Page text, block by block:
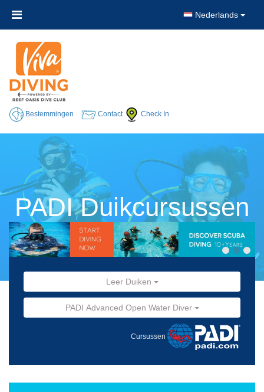
Nederlands
Bestemmingen Contact Check In
PADI Duikcursussen
Leer Duiken
PADI Advanced Open Water Diver
Cursussen